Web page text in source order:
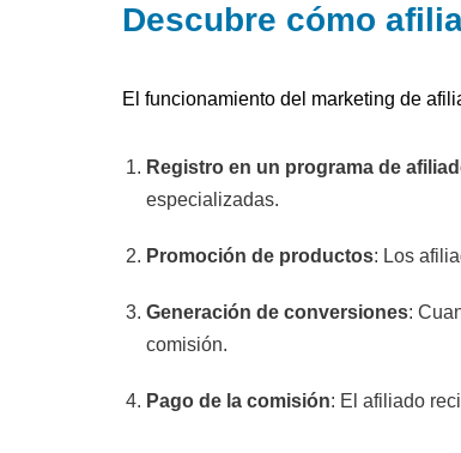
Descubre cómo
El funcionamiento del marketing de
Registro en un programa de
especializadas.
Promoción de productos: Los
Generación de conversiones:
comisión.
Pago de la comisión: El afiliado